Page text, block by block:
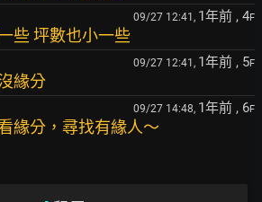
09/27 12:41, 1年前 , 4F
些 坪數也小一些
09/27 12:41, 1年前 , 5F
緣分
09/27 14:48, 1年前 , 6F
緣分，尋找有緣人～